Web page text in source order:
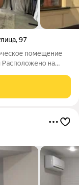
,97
помещение
Расположено на
В